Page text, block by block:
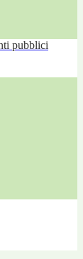
pubblici